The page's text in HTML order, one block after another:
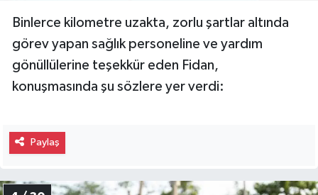
Binlerce kilometre uzakta, zorlu şartlar altında
görev yapan sağlık personeline ve yardım
gönüllülerine teşekkür eden Fidan,
konuşmasında şu sözlere yer verdi:
Paylaş